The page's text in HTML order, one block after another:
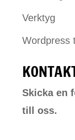
Verktyg
Wordpress
Skicka en
till oss.